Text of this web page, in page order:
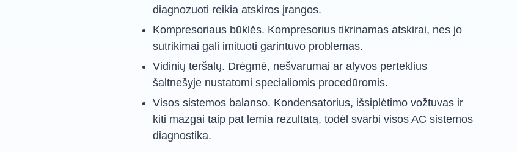
diagnozuoti reikia atskiros įrangos.
Kompresoriaus būklės. Kompresorius tikrinamas atskirai, nes jo
sutrikimai gali imituoti garintuvo problemas.
Vidinių teršalų. Drėgmė, nešvarumai ar alyvos perteklius
šaltnešyje nustatomi specialiomis procedūromis.
Visos sistemos balanso. Kondensatorius, išsiplėtimo vožtuvas ir
kiti mazgai taip pat lemia rezultatą, todėl svarbi visos AC sistemos
diagnostika.